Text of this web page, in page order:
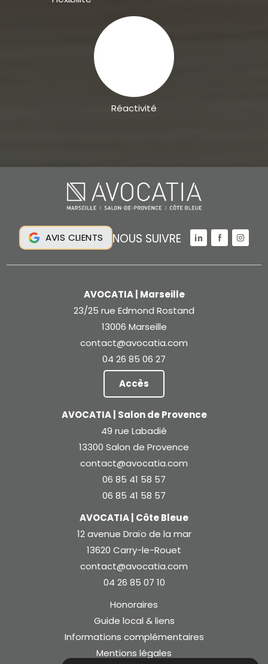
Réactivité
AVIS CLIENTS NOUS SUIVRE
AVOCATIA | Marseille
23/25 rue Edmond Rostand
13006 Marseille
contact@avocatia.com
04 26 85 06 27
Accès
AVOCATIA | Salon de Provence
49 rue Labadié
13300 Salon de Provence
contact@avocatia.com
06 85 41 58 57
06 85 41 58 57
AVOCATIA | Côte Bleue
12 avenue Draïo de la mar
13620 Carry-le-Rouet
contact@avocatia.com
04 26 85 07 10
Honoraires
Guide local & liens
Informations complémentaires
Mentions légales